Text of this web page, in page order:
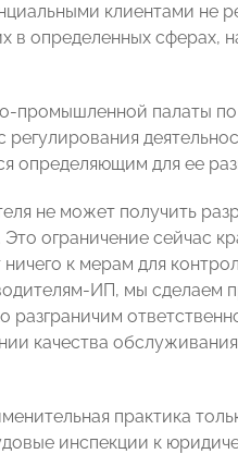
клиентами не
в определенных сферах,
промышленной палаты
регулирования
определяющим для ее
не может получить
ограничение сейчас
к мерам для
ИП, мы сделаем
качества
практика
инспекции к